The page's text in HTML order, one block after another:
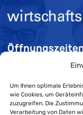
Um Ihnen optimale
wie Cookies, um
zuzugreifen. Die
Verarbeitung von Daten
Mo-Do 08:00 bis 11:30
Fr 08:00 bis 11:30 und